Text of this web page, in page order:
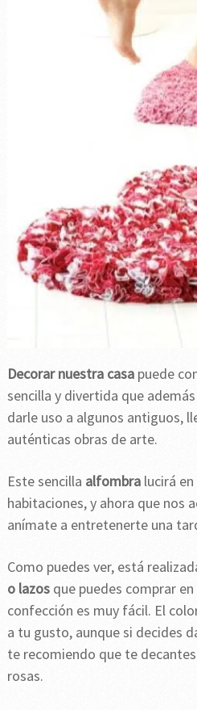
Decorar nuestra casapuede
sencilla y divertida que
darle uso a algunos antiguos,
auténticas obras de arte.
Este sencilla alfombralucirá en
habitaciones, y ahora que nos
anímate a entretenerte una
Como puedes ver, está
o lazos que puedes comprar
confección es muy fácil. El
a tu gusto, aunque si decides
te recomiendo que te
rosas.